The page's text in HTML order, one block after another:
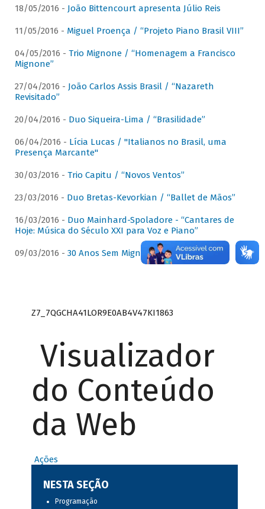
18/05/2016 - João Bittencourt apresenta Júlio Reis
11/05/2016 - Miguel Proença / “Projeto Piano Brasil VIII”
04/05/2016 - Trio Mignone / “Homenagem a Francisco
Mignone”
27/04/2016 - João Carlos Assis Brasil / “Nazareth
Revisitado”
20/04/2016 - Duo Siqueira-Lima / “Brasilidade”
06/04/2016 - Lícia Lucas / "Italianos no Brasil, uma
Presença Marcante"
30/03/2016 - Trio Capitu / “Novos Ventos”
23/03/2016 - Duo Bretas-Kevorkian / “Ballet de Mãos”
16/03/2016 - Duo Mainhard-Spoladore - “Cantares de
Hoje: Música do Século XXI para Voz e Piano”
09/03/2016 - 30 Anos Sem Mignone
Z7_7QGCHA41LOR9E0AB4V47KI1863
Visualizador
do Conteúdo
da Web
Ações
NESTA SEÇÃO
Programação